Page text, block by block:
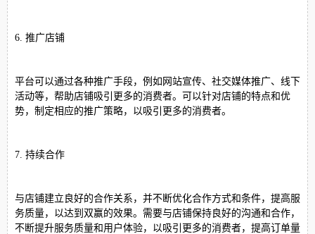
6. 推广店铺
平台可以通过各种推广手段，例如网站宣传、社交媒体推广、线下
活动等，帮助店铺吸引更多的消费者。可以针对店铺的特点和优
势，制定相应的推广策略，以吸引更多的消费者。
7. 持续合作
与店铺建立良好的合作关系，并不断优化合作方式和条件，提高服
务质量，以达到双赢的效果。需要与店铺保持良好的沟通和合作，
不断提升服务质量和用户体验，以吸引更多的消费者，提高订单量